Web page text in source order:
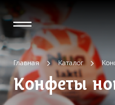
Главная Каталог
Конфеты